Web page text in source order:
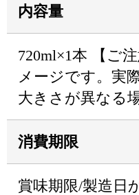
内容量
720ml×1本 【ご
メージです。実
大きさが異なる
消費期限
賞味期限/製造日